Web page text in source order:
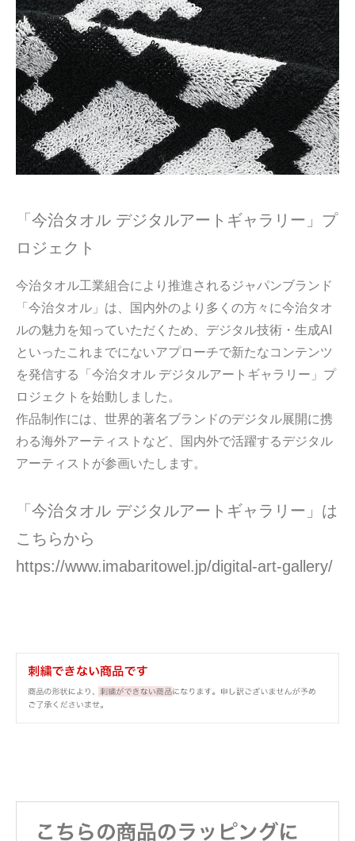
「今治タオル デジタルアートギャラリー」プ
ロジェクト
今治タオル工業組合により推進されるジャパンブランド
「今治タオル」は、国内外のより多くの方々に今治タオ
ルの魅力を知っていただくため、デジタル技術・生成AI
といったこれまでにないアプローチで新たなコンテンツ
を発信する「今治タオル デジタルアートギャラリー」プ
ロジェクトを始動しました。
作品制作には、世界的著名ブランドのデジタル展開に携
わる海外アーティストなど、国内外で活躍するデジタル
アーティストが参画いたします。
「今治タオル デジタルアートギャラリー」は
こちらから
https://www.imabaritowel.jp/digital-art-gallery/